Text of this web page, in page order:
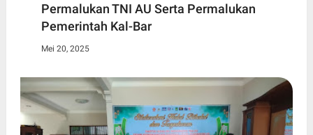
Permalukan TNI AU Serta Permalukan
Pemerintah Kal-Bar
Mei 20, 2025